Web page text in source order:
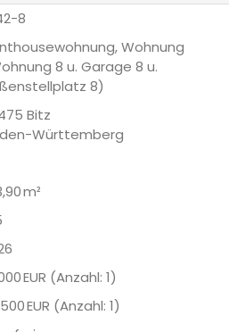
8
Wohnung
8 u. Garage 8 u.
8)
Bitz
Württemberg
m²
EUR (Anzahl: 1)
EUR (Anzahl: 1)